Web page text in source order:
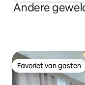
Andere
Favoriet van gasten
Favoriet van gasten